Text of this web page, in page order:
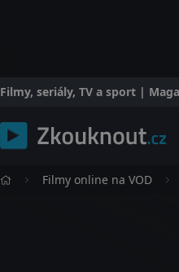
Filmy, seriály, TV a sport |
Filmy online na VOD